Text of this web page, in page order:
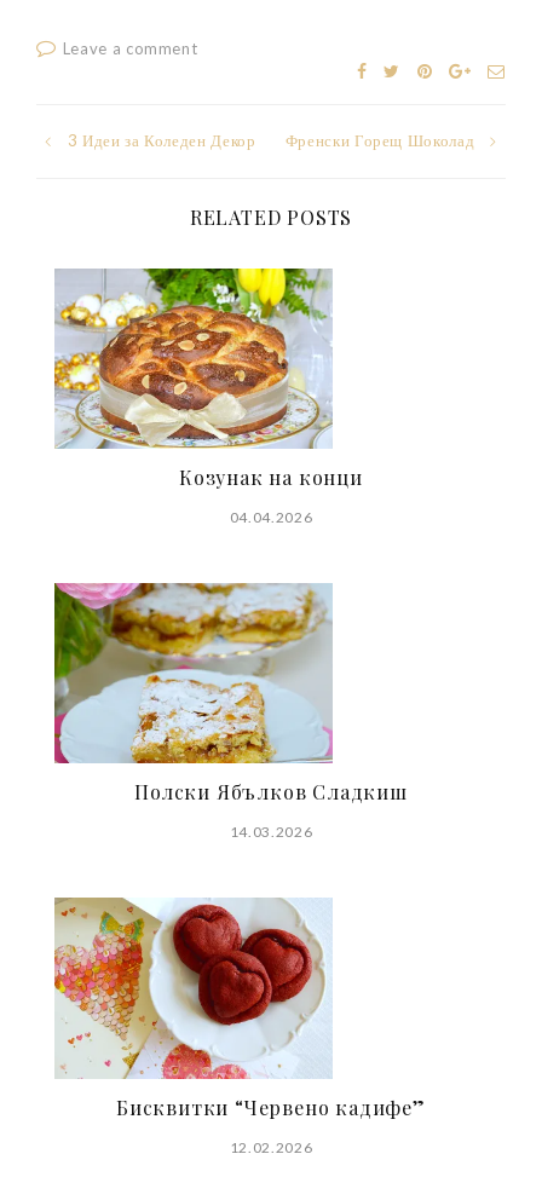
Leave a comment
Post
navigation
3 Идеи за Коледен Декор Френски Горещ Шоколад
RELATED POSTS
Козунак на конци
04.04.2026
Полски Ябълков Сладкиш
14.03.2026
Бисквитки “Червено кадифе”
12.02.2026